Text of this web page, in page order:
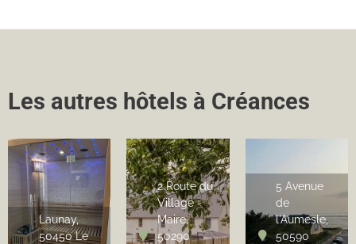
Les autres hôtels à Créances
Launay,
50450 Le
2 Route du
Village
Maire,
50290
5 Avenue
de
l'Aumesle,
50590